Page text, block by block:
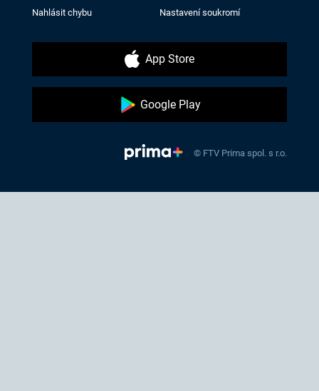
Nahlásit chybu Nastavení soukromí
App Store
Google Play
© FTV Prima spol. s r.o.